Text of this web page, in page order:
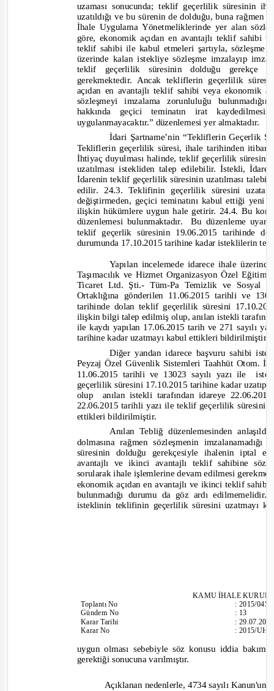
uzaması sonucunda; teklif geçerlilik süresinin
uzatıldığı ve bu sürenin de dolduğu, buna rağmen
İhale Uygulama Yönetmeliklerinde yer alan
göre, ekonomik açıdan en avantajlı teklif sahibi
teklif sahibi ile kabul etmeleri şartıyla,
üzerinde kalan istekliye sözleşme imzalayıp
teklif geçerlilik süresinin dolduğu gerekçe
gerekmektedir. Ancak tekliflerin geçerlilik
açıdan en avantajlı teklif sahibi veya ekonomik
sözleşmeyi imzalama zorunluluğu
hakkında geçici teminatın irat
uygulanmayacaktır.” düzenlemesi yer almaktadır.
İdari Şartname’nin “Tekliflerin Geçerlik
Tekliflerin geçerlilik süresi, ihale tarihinden
İhtiyaç duyulması halinde, teklif geçerlilik
uzatılması istekliden talep edilebilir. İstekli,
İdarenin teklif geçerlilik süresinin uzatılması
edilir. 24.3.Teklifinin geçerlilik süresini
değiştirmeden, geçici teminatını kabul ettiği
ilişkin hükümlere uygun hale getirir. 24.4. Bu
düzenlemesi bulunmaktadır.
Bu düzenleme
teklif geçerlik süresinin 19.06.2015 tarihinde
durumunda 17.10.2015 tarihine kadar isteklilerin
Yapılan incelemede idarece ihale
Taşımacılık ve Hizmet Organizasyon Özel
Ticaret Ltd. Şti.- Tüm-Pa Temizlik ve Sosyal
Ortaklığına gönderilen 11.06.2015 tarihlive
tarihinde dolan teklif geçerlilik süresini
ilişkin bilgi talep edilmiş olup,anılan istekli
ile kaydı yapılan 17.06.2015 tarih ve 271 sayılı
tarihine kadar uzatmayı kabul ettikleri bildirilmiştir.
Diğer yandan idarece başvuru sahibi
Peyzaj Özel Güvenlik Sistemleri Taahhüt Otom.
11.06.2015 tarihli ve 13023 sayılı yazı ile
geçerlilik süresini 17.10.2015 tarihine kadar
olup anılan istekli tarafından idareye
22.06.2015 tarihli yazı ile teklif geçerlilik süresini
ettikleri bildirilmiştir.
Anılan Tebliğ düzenlemesinden
dolmasına rağmen sözleşmenin
süresinin dolduğu gerekçesiyle ihalenin iptal
avantajlı ve ikinci avantajlı teklif sahibine
sorularak ihale işlemlerine devam edilmesi
ekonomik açıdan en avantajlı ve ikinci teklif
bulunmadığı durumu da göz ardı
isteklinin teklifinin geçerlilik süresini uzatmayı
KAMU İHALE
ToplantıNo
Gündem No
Karar Tarihi
Karar No
:2015/045
: 13
:
:2015/
uygun olması sebebiyle söz konusu iddia
gerektiği sonucuna varılmıştır.
Açıklanan nedenlerle, 4734 sayılı